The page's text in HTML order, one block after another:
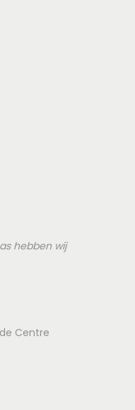
hebben wij
Centre